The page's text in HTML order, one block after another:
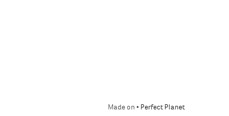
Made on • Perfect Planet